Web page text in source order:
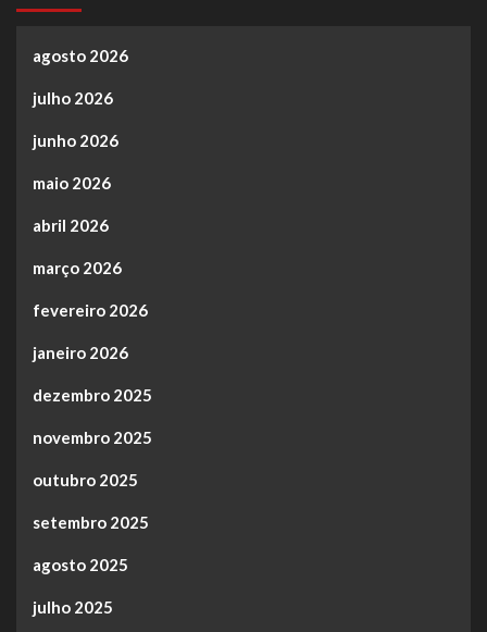
agosto 2026
julho 2026
junho 2026
maio 2026
abril 2026
março 2026
fevereiro 2026
janeiro 2026
dezembro 2025
novembro 2025
outubro 2025
setembro 2025
agosto 2025
julho 2025